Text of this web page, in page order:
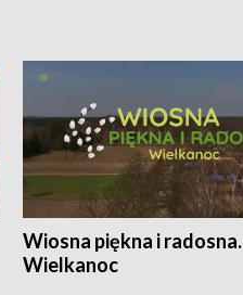
Wiosna piękna i radosna.
Wielkanoc